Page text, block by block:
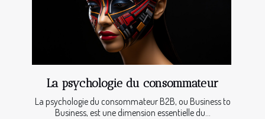
La psychologie du consommateur
La psychologie du consommateur B2B, ou Business to
Business, est une dimension essentielle du...